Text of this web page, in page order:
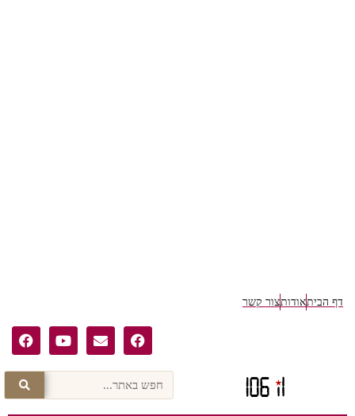
דף הביתאודותצור קשר